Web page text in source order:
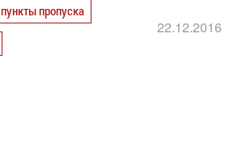
пункты пропуска
22.12.2016